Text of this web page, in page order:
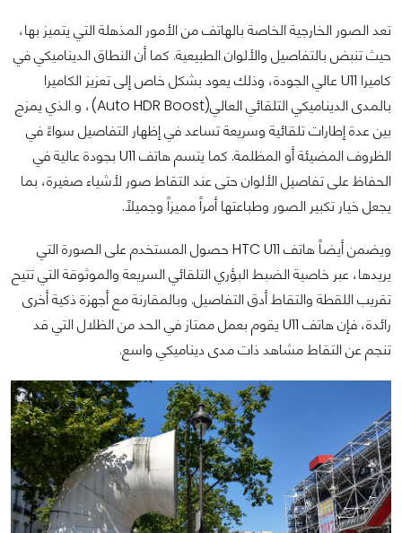
تعد الصور الخارجية الخاصة بالهاتف من الأمور المذهلة التي يتميز بها،
حيث تنبض بالتفاصيل والألوان الطبيعية. كما أن النطاق الديناميكي في
كاميرا U11 عالي الجودة، وذلك يعود بشكل خاص إلى تعزيز الكاميرا
بالمدى الديناميكي التلقائي العالي(Auto HDR Boost)، و الذي يمزج
بين عدة إطارات تلقائية وسريعة تساعد في إظهار التفاصيل سواءً في
الظروف المضيئة أو المظلمة. كما يتسم هاتف U11 بجودة عالية في
الحفاظ على تفاصيل الألوان حتى عند التقاط صور لأشياء صغيرة، بما
يجعل خيار تكبير الصور وطباعتها أمراً مميزاً وجميلاً.
ويضمن أيضاً هاتف HTC U11 حصول المستخدم على الصورة التي
يريدها، عبر خاصية الضبط البؤري التلقائي السريعة والموثوقة التي تتيح
تقريب اللقطة والتقاط أدق التفاصيل. وبالمقارنة مع أجهزة ذكية أخرى
رائدة، فإن هاتف U11 يقوم بعمل ممتاز في الحد من الظلال التي قد
تنجم عن التقاط مشاهد ذات مدى ديناميكي واسع.